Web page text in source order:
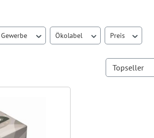
Ökolabel Preis